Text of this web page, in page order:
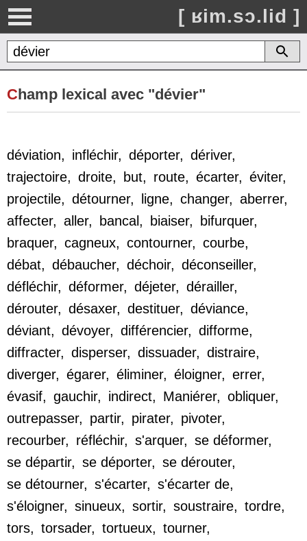
[ ʁim.sɔ.lid ]
Champ lexical avec "dévier"
déviation, infléchir, déporter, dériver,
trajectoire, droite, but, route, écarter, éviter,
projectile, détourner, ligne, changer, aberrer,
affecter, aller, bancal, biaiser, bifurquer,
braquer, cagneux, contourner, courbe,
débat, débaucher, déchoir, déconseiller,
défléchir, déformer, déjeter, dérailler,
dérouter, désaxer, destituer, déviance,
déviant, dévoyer, différencier, difforme,
diffracter, disperser, dissuader, distraire,
diverger, égarer, éliminer, éloigner, errer,
évasif, gauchir, indirect, Maniérer, obliquer,
outrepasser, partir, pirater, pivoter,
recourber, réfléchir, s'arquer, se déformer,
se départir, se déporter, se dérouter,
se détourner, s'écarter, s'écarter de,
s'éloigner, sinueux, sortir, soustraire, tordre,
tors, torsader, tortueux, tourner,